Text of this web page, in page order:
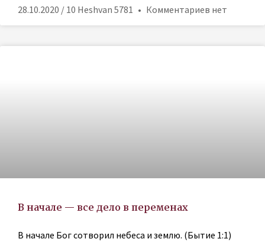
28.10.2020 / 10 Heshvan 5781 Комментариев нет
В начале — все дело в переменах
В начале Бог сотворил небеса и землю. (Бытие 1:1)